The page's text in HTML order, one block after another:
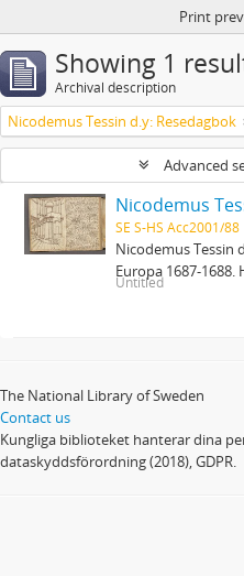
Print
Showing 1
Archival description
Nicodemus Tessin d.y: Resedagbok
Advanced
Nicodemus
SE S-HS Acc2001/88
Nicodemus Tessin
Europa 1687-
Untitled
The National Library of Sweden
Contact us
Kungliga biblioteket hanterar dina
dataskyddsförordning (2018), GDPR.